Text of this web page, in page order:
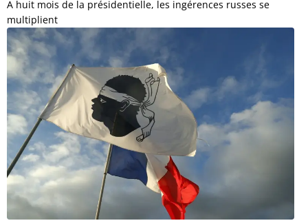
A huit mois de la présidentielle, les ingérences russes se
multiplient